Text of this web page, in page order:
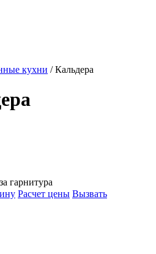
кухни / Кальдера
гарнитура
Расчет цены Вызвать